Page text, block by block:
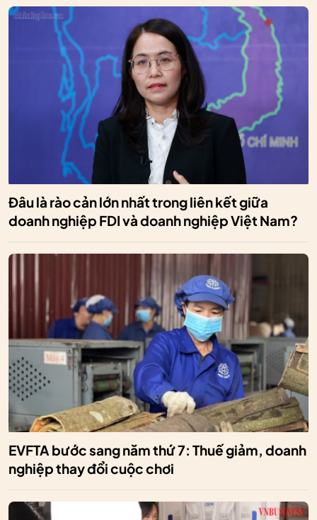
Đâu là rào cản lớn nhất trong liên kết giữa
doanh nghiệp FDI và doanh nghiệp Việt Nam?
EVFTA bước sang năm thứ 7: Thuế giảm, doanh
nghiệp thay đổi cuộc chơi